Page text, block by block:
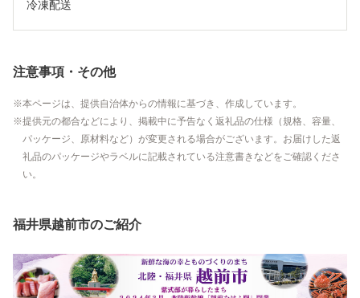
冷凍配送
注意事項・その他
本ページは、提供自治体からの情報に基づき、作成しています。
提供元の都合などにより、掲載中に予告なく返礼品の仕様（規格、容量、
パッケージ、原材料など）が変更される場合がございます。お届けした返
礼品のパッケージやラベルに記載されている注意書きなどをご確認くださ
い。
福井県越前市のご紹介